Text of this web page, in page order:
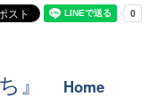
』 Home